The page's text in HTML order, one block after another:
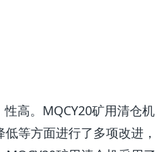
高。MQCY20矿用清仓机
等方面进行了多项改进，